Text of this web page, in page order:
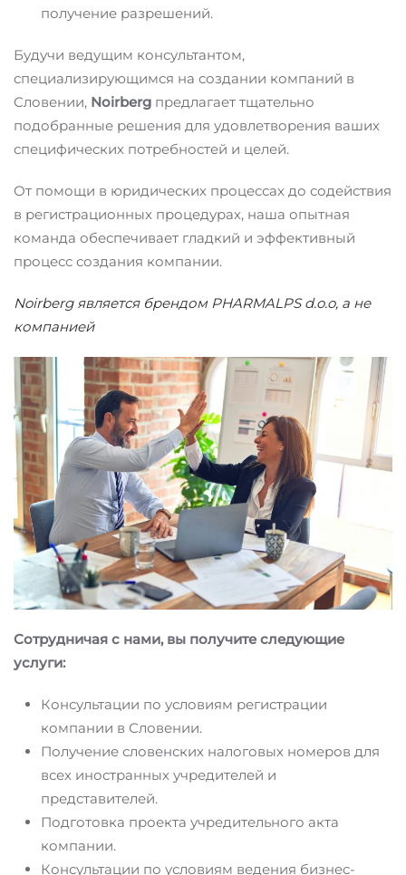
получение разрешений.
Будучи ведущим консультантом,
специализирующимся на создании компаний в
Словении, Noirberg предлагает тщательно
подобранные решения для удовлетворения ваших
специфических потребностей и целей.
От помощи в юридических процессах до содействия
в регистрационных процедурах, наша опытная
команда обеспечивает гладкий и эффективный
процесс создания компании.
Noirberg является брендом PHARMALPS d.o.o, а не
компанией
Сотрудничая с нами, вы получите следующие
услуги:
Консультации по условиям регистрации
компании в Словении.
Получение словенских налоговых номеров для
всех иностранных учредителей и
представителей.
Подготовка проекта учредительного акта
компании.
Консультации по условиям ведения бизнес-